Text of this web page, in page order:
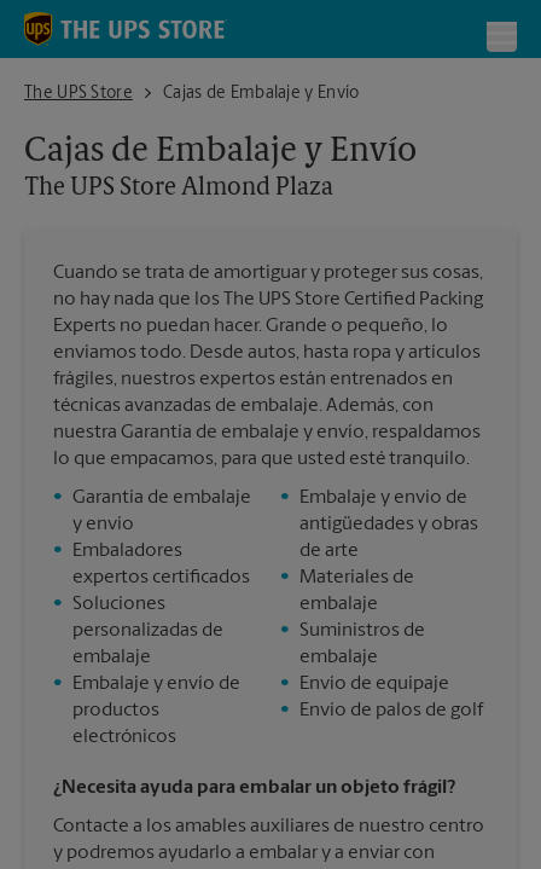
Skip to content
Return to Nav
The UPS Store
The UPS Store Almond PlazaCajas de Embalaje y Envío
Cajas de Embalaje y Envío
The UPS Store Almond Plaza
Cuando se trata de amortiguar y proteger sus cosas,
no hay nada que los The UPS Store Certified Packing
Experts no puedan hacer. Grande o pequeño, lo
enviamos todo. Desde autos, hasta ropa y artículos
frágiles, nuestros expertos están entrenados en
técnicas avanzadas de embalaje. Además, con
nuestra Garantía de embalaje y envío, respaldamos
lo que empacamos, para que usted esté tranquilo.
• Garantía de embalaje
y envío
•
Embaladores
expertos certificados
•
Soluciones
personalizadas de
embalaje
•
Embalaje y envío de
productos
electrónicos
•
Embalaje y envío de
antigüedades y obras
de arte
•
Materiales de
embalaje
•
Suministros de
embalaje
•
Envío de equipaje
•
Envío de palos de golf
¿Necesita ayuda para embalar un objeto frágil?
Contacte a los amables auxiliares de nuestro centro
y podremos ayudarlo a embalar y a enviar con